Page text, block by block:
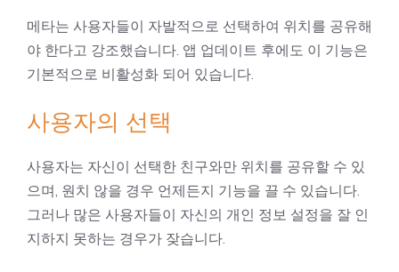
메타는 사용자들이 자발적으로 선택하여 위치를 공유해
야 한다고 강조했습니다. 앱 업데이트 후에도 이 기능은
기본적으로 비활성화 되어 있습니다.
사용자의 선택
사용자는 자신이 선택한 친구와만 위치를 공유할 수 있
으며, 원치 않을 경우 언제든지 기능을 끌 수 있습니다.
그러나 많은 사용자들이 자신의 개인 정보 설정을 잘 인
지하지 못하는 경우가 잦습니다.